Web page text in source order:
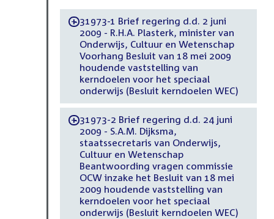
-31973-1 Brief regering d.d. 2 juni
2009 - R.H.A. Plasterk, minister van
Onderwijs, Cultuur en Wetenschap
Voorhang Besluit van 18 mei 2009
houdende vaststelling van
kerndoelen voor het speciaal
onderwijs (Besluit kerndoelen WEC)
-31973-2 Brief regering d.d. 24 juni
2009 - S.A.M. Dijksma,
staatssecretaris van Onderwijs,
Cultuur en Wetenschap
Beantwoording vragen commissie
OCW inzake het Besluit van 18 mei
2009 houdende vaststelling van
kerndoelen voor het speciaal
onderwijs (Besluit kerndoelen WEC)